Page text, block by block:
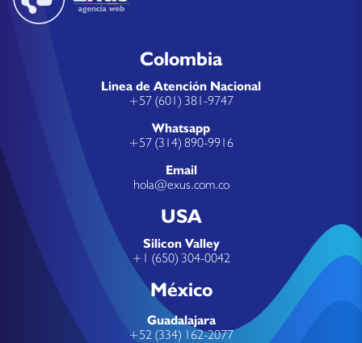
Colombia
Linea de Atención Nacional
+57 (601) 381-9747
Whatsapp
+57 (314) 890-9916
Email
hola@exus.com.co
USA
Silicon Valley
+1 (650) 304-0042
México
Guadalajara
+52 (334) 162-2077